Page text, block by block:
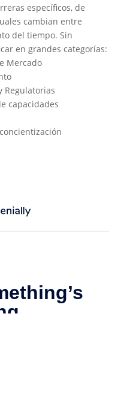
específicos, de
cambian entre
del tiempo. Sin
en grandes categorías:
Mercado
Regulatorias
capacidades